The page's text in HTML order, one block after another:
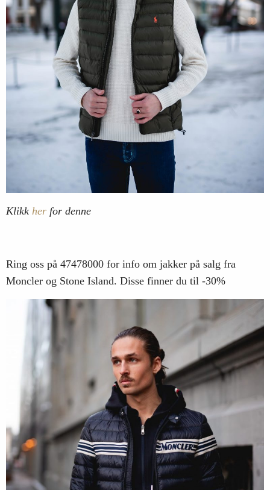
Klikk her for denne
Ring oss på 47478000 for info om jakker på salg fra
Moncler og Stone Island. Disse finner du til -30%